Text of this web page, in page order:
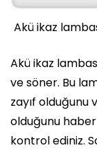
Akü ikaz
Akü ikaz
ve söner. Bu
zayıf olduğunu
olduğunu
kontrol ediniz.